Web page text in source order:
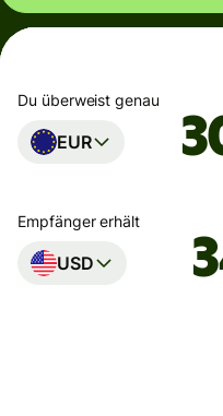
Du überweist genau
EUR
Empfänger erhält
USD